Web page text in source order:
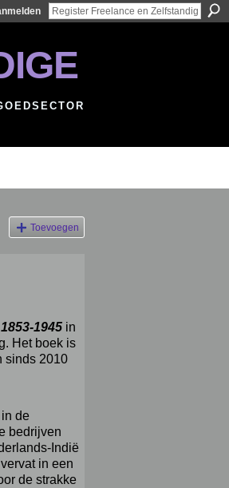
Toevoegen
1945 in
Het boek is
sinds 2010
de
bedrijven
Indië
in een
de strakke